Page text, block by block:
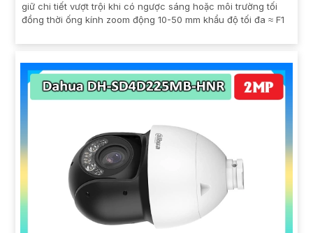
giữ chi tiết vượt trội khi có ngược sáng hoặc môi trường tối
đồng thời ống kính zoom động 10-50 mm khẩu độ tối đa ≈ F1